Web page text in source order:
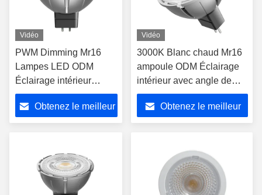
Vidéo
PWM Dimming Mr16
Lampes LED ODM
Éclairage intérieur
2700K Très chaud Blanc
10 degrés Angle de
rayon
Obtenez le meilleur
Vidéo
3000K Blanc chaud Mr16
ampoule ODM Éclairage
intérieur avec angle de
faisceau de 10 degrés et
technologie d'atténuation
PWM
Obtenez le meilleur